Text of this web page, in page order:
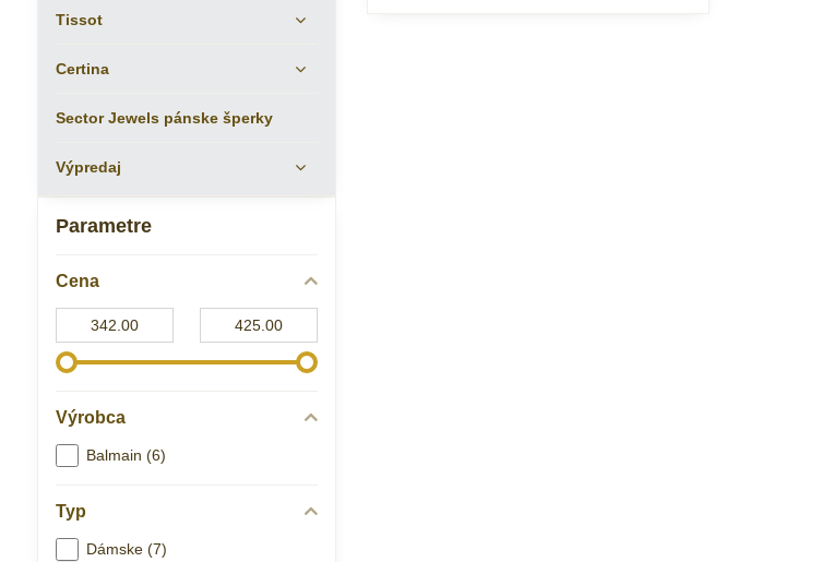
Parametre
Cena
Výrobca
Balmain (6)
Typ
Dámske (7)
Tissot
Certina
Sector Jewels pánske šperky
Výpredaj